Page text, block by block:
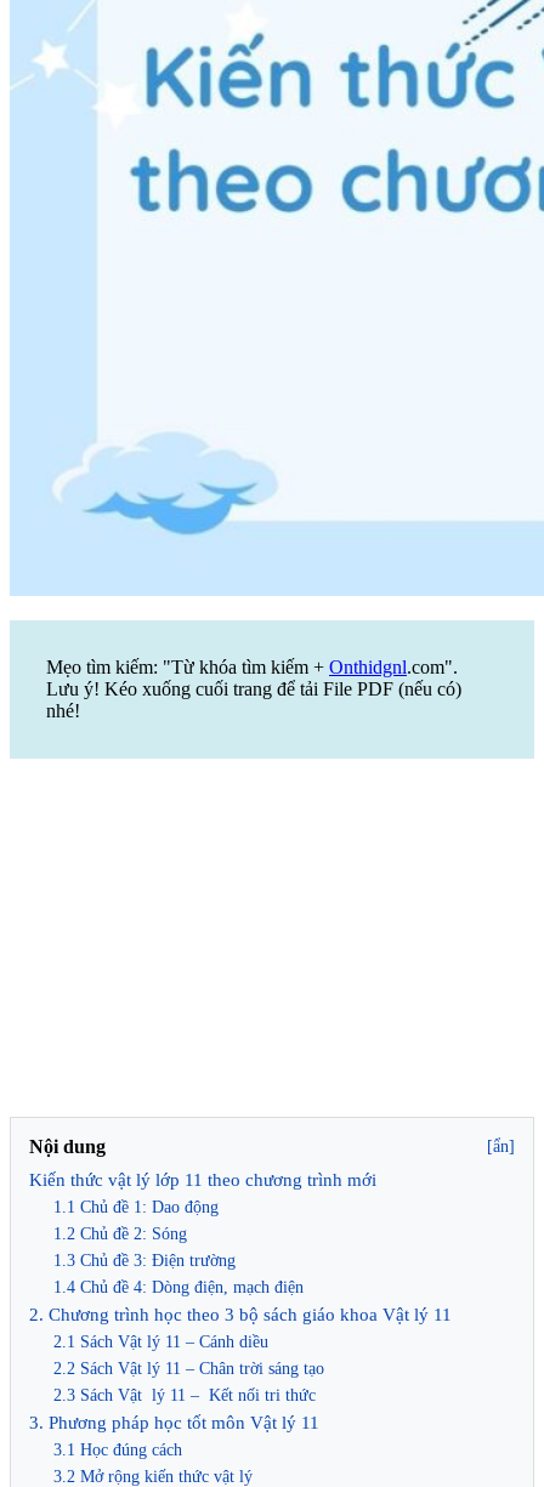
Mẹo tìm kiếm: "Từ khóa tìm kiếm + Onthidgnl.com".
Lưu ý! Kéo xuống cuối trang để tải File PDF (nếu có)
nhé!
Nội dung [ẩn]
Kiến thức vật lý lớp 11 theo chương trình mới
1.1 Chủ đề 1: Dao động
1.2 Chủ đề 2: Sóng
1.3 Chủ đề 3: Điện trường
1.4 Chủ đề 4: Dòng điện, mạch điện
2. Chương trình học theo 3 bộ sách giáo khoa Vật lý 11
2.1 Sách Vật lý 11 – Cánh diều
2.2 Sách Vật lý 11 – Chân trời sáng tạo
2.3 Sách Vật lý 11 – Kết nối tri thức
3. Phương pháp học tốt môn Vật lý 11
3.1 Học đúng cách
3.2 Mở rộng kiến thức vật lý